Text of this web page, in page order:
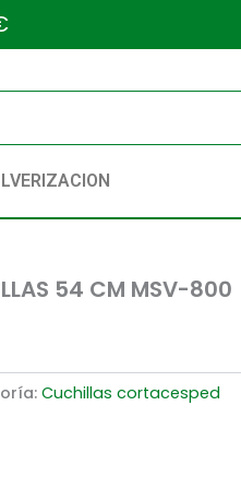
54 CM MSV-800
Cuchillas cortacesped